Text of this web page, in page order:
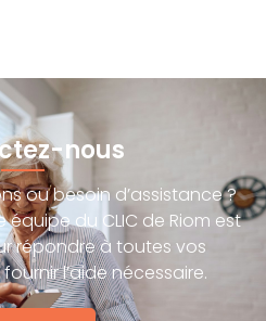
nous
ou besoin d’assistance ?
du CLIC de Riom est
répondre à toutes vos
l’aide nécessaire.